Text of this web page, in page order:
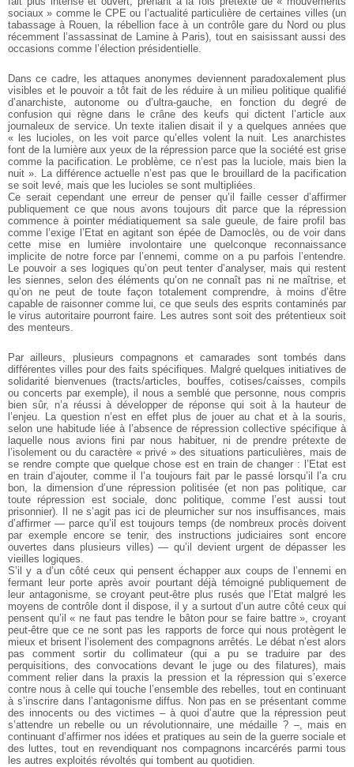
sociaux » comme le CPE ou l’actualité particulière de certaines villes (un
tabassage à Rouen, la rébellion face à un contrôle gare du Nord ou plus
récemment l’assassinat de Lamine à Paris), tout en saisissant aussi des
occasions comme l’élection présidentielle.
Dans ce cadre, les attaques anonymes deviennent paradoxalement plus
visibles et le pouvoir a tôt fait de les réduire à un milieu politique qualifié
d’anarchiste, autonome ou d’ultra-gauche, en fonction du degré de
confusion qui règne dans le crâne des keufs qui dictent l’article aux
journaleux de service. Un texte italien disait il y a quelques années que
« les lucioles, on les voit parce qu’elles volent la nuit. Les anarchistes
font de la lumière aux yeux de la répression parce que la société est grise
comme la pacification. Le problème, ce n’est pas la luciole, mais bien la
nuit ». La différence actuelle n’est pas que le brouillard de la pacification
se soit levé, mais que les lucioles se sont multipliées.
Ce serait cependant une erreur de penser qu’il faille cesser d’affirmer
publiquement ce que nous avons toujours dit parce que la répression
commence à pointer médiatiquement sa sale gueule, de faire profil bas
comme l’exige l’Etat en agitant son épée de Damoclès, ou de voir dans
cette mise en lumière involontaire une quelconque reconnaissance
implicite de notre force par l’ennemi, comme on a pu parfois l’entendre.
Le pouvoir a ses logiques qu’on peut tenter d’analyser, mais qui restent
les siennes, selon des éléments qu’on ne connaît pas ni ne maîtrise, et
qu’on ne peut de toute façon totalement comprendre, à moins d’être
capable de raisonner comme lui, ce que seuls des esprits contaminés par
le virus autoritaire pourront faire. Les autres sont soit des prétentieux soit
des menteurs.
Par ailleurs, plusieurs compagnons et camarades sont tombés dans
différentes villes pour des faits spécifiques. Malgré quelques initiatives de
solidarité bienvenues (tracts/articles, bouffes, cotises/caisses, compils
ou concerts par exemple), il nous a semblé que personne, nous compris
bien sûr, n’a réussi à développer de réponse qui soit à la hauteur de
l’enjeu. La question n’est en effet plus de jouer au chat et à la souris,
selon une habitude liée à l’absence de répression collective spécifique à
laquelle nous avions fini par nous habituer, ni de prendre prétexte de
l’isolement ou du caractère « privé » des situations particulières, mais de
se rendre compte que quelque chose est en train de changer : l’Etat est
en train d’ajouter, comme il l’a toujours fait par le passé lorsqu’il l’a cru
bon, la dimension d’une répression politisée (et non pas politique, car
toute répression est sociale, donc politique, comme l’est aussi tout
prisonnier). Il ne s’agit pas ici de pleurnicher sur nos insuffisances, mais
d’affirmer — parce qu’il est toujours temps (de nombreux procès doivent
par exemple encore se tenir, des instructions judiciaires sont encore
ouvertes dans plusieurs villes) — qu’il devient urgent de dépasser les
vieilles logiques.
S’il y a d’un côté ceux qui pensent échapper aux coups de l’ennemi en
fermant leur porte après avoir pourtant déjà témoigné publiquement de
leur antagonisme, se croyant peut-être plus rusés que l’Etat malgré les
moyens de contrôle dont il dispose, il y a surtout d’un autre côté ceux qui
pensent qu’il « ne faut pas tendre le bâton pour se faire battre », croyant
peut-être que ce ne sont pas les rapports de force qui nous protègent le
mieux et brisent l’isolement des compagnons arrêtés. Le débat n’est alors
pas comment sortir du collimateur (qui a pu se traduire par des
perquisitions, des convocations devant le juge ou des filatures), mais
comment relier dans la praxis la pression et la répression qui s’exerce
contre nous à celle qui touche l’ensemble des rebelles, tout en continuant
à s’inscrire dans l’antagonisme diffus. Non pas en se présentant comme
des innocents ou des victimes – à quoi d’autre que la répression peut
s’attendre un rebelle ou un révolutionnaire, une médaille ? –, mais en
continuant d’affirmer nos idées et pratiques au sein de la guerre sociale et
des luttes, tout en revendiquant nos compagnons incarcérés parmi tous
les autres exploités révoltés qui tombent au quotidien.